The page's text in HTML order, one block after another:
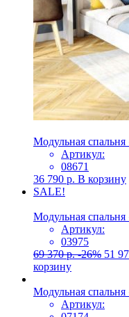
Модульная спальня
Артикул:
08671
36 790 р. В корзину
SALE!
Модульная
Артикул:
03975
69 370р. -26% 51
корзину
Модульная спальня
Артикул: